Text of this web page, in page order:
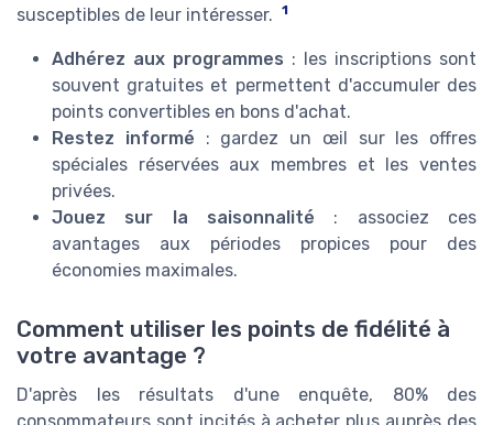
susceptibles de leur intéresser.
1
Adhérez aux programmes : les inscriptions sont
souvent gratuites et permettent d'accumuler des
points convertibles en bons d'achat.
Restez informé : gardez un œil sur les offres
spéciales réservées aux membres et les ventes
privées.
Jouez sur la saisonnalité : associez ces
avantages aux périodes propices pour des
économies maximales.
Comment utiliser les points de fidélité à
votre avantage ?
D'après les résultats d'une enquête, 80% des